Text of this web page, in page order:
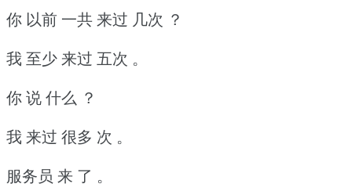
你 以前 一共 来过 几次 ？
我 至少 来过 五次 。
你 说 什么 ？
我 来过 很多 次 。
服务员 来 了 。